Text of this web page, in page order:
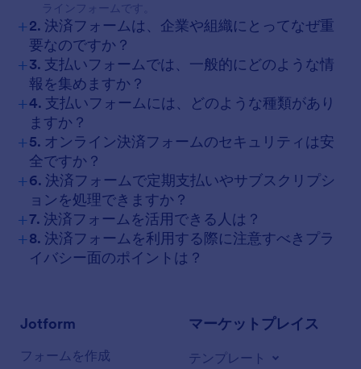
ラインフォームです。
+2. 決済フォームは、企業や組織にとってなぜ重
要なのですか？
+3. 支払いフォームでは、一般的にどのような情
報を集めますか？
+4. 支払いフォームには、どのような種類があり
ますか？
+5. オンライン決済フォームのセキュリティは安
全ですか？
+6. 決済フォームで定期支払いやサブスクリプシ
ョンを処理できますか？
+7. 決済フォームを活用できる人は？
+8. 決済フォームを利用する際に注意すべきプラ
イバシー面のポイントは？
Jotform
フォームを作成
マーケットプレイス
テンプレート